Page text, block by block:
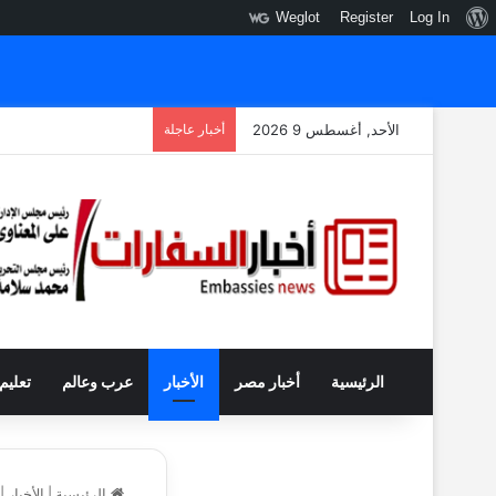
نبذةLog In
Register
Weglot
الأحد, أغسطس 9 2026 أخبار عاجلة
الرئيسية أخبار مصر الأخبار عرب وعالم